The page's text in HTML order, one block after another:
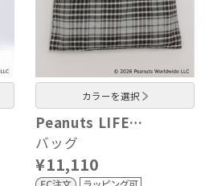
カラーを選択
Peanuts LIFE…
バッグ
¥11,110